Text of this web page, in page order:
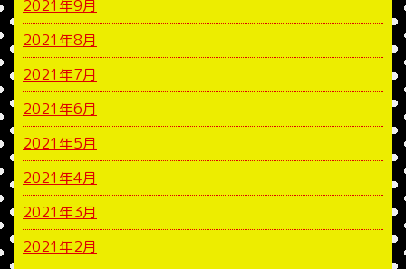
2021年9月
2021年8月
2021年7月
2021年6月
2021年5月
2021年4月
2021年3月
2021年2月